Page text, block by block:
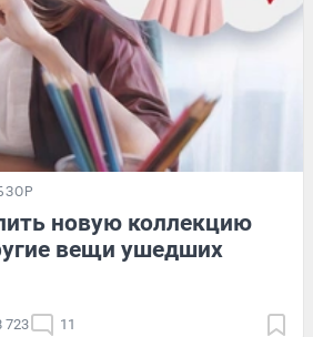
новую коллекцию
вещи ушедших
723 11